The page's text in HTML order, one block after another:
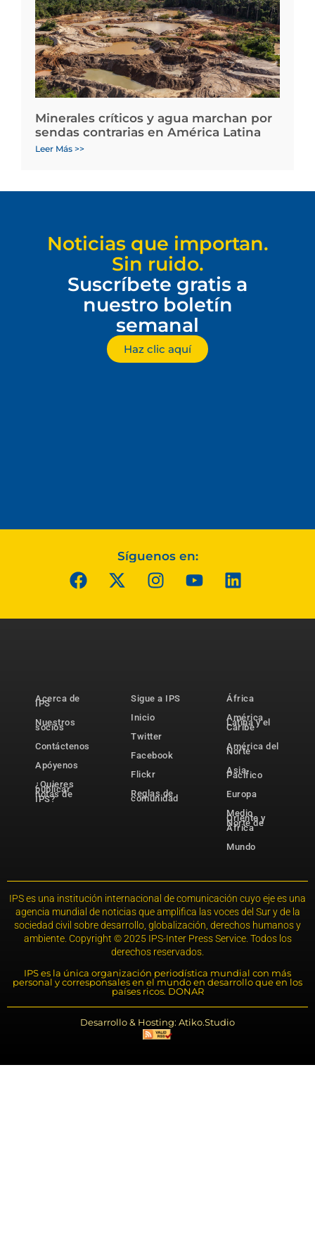
Minerales críticos y agua marchan por
sendas contrarias en América Latina
Leer Más >>
Noticias que importan.
Sin ruido.
Suscríbete gratis a
nuestro boletín
semanal
Haz clic aquí
Síguenos en:
Acerca de
IPS
Nuestros
socios
Contáctenos
Apóyenos
¿Quieres
publicar
notas de
IPS?
Sigue a IPS
Inicio
Twitter
Facebook
Flickr
Reglas de
comunidad
África
América
Latina y el
Caribe
América del
Norte
Asia-
Pacífico
Europa
Medio
Oriente y
Norte de
África
Mundo
IPS es una institución internacional de comunicación cuyo eje es una
agencia mundial de noticias que amplifica las voces del Sur y de la
sociedad civil sobre desarrollo, globalización, derechos humanos y
ambiente. Copyright © 2025 IPS-Inter Press Service. Todos los
derechos reservados.
IPS es la única organización periodística mundial con más
personal y corresponsales en el mundo en desarrollo que en los
países ricos. DONAR
Desarrollo & Hosting: Atiko.Studio